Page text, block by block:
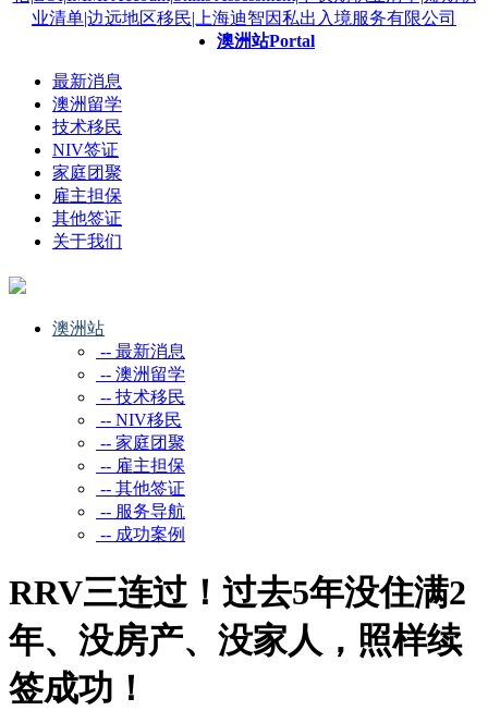
澳洲站Portal
最新消息
澳洲留学
技术移民
NIV签证
家庭团聚
雇主担保
其他签证
关于我们
澳洲站
-- 最新消息
-- 澳洲留学
-- 技术移民
-- NIV移民
-- 家庭团聚
-- 雇主担保
-- 其他签证
-- 服务导航
-- 成功案例
RRV三连过！过去5年没住满2
年、没房产、没家人，照样续
签成功！